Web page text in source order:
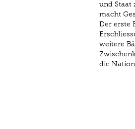
und Staat
macht
Der erste
weitere
die